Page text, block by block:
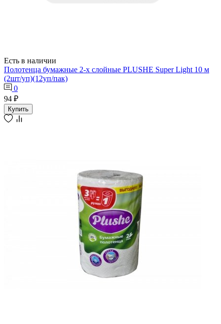
Есть в наличии
Полотенца бумажные 2-х слойные PLUSHE Super Light 10 м
(2шт/уп)(12уп/пак)
0
94 ₽
Купить